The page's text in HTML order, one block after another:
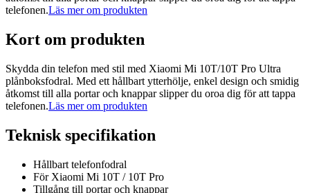
telefonen.Läs mer om produkten
Kort om produkten
Skydda din telefon med stil med Xiaomi Mi 10T/10T Pro Ultra
plånboksfodral. Med ett hållbart ytterhölje, enkel design och smidig
åtkomst till alla portar och knappar slipper du oroa dig för att tappa
telefonen.Läs mer om produkten
Teknisk specifikation
Hållbart telefonfodral
För Xiaomi Mi 10T / 10T Pro
Tillgång till portar och knappar